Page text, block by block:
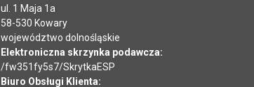
ul. 1 Maja 1a
58-530 Kowary
województwo dolnośląskie
Elektroniczna skrzynka podawcza:
/fw351fy5s7/SkrytkaESP
Biuro Obsługi Klienta: